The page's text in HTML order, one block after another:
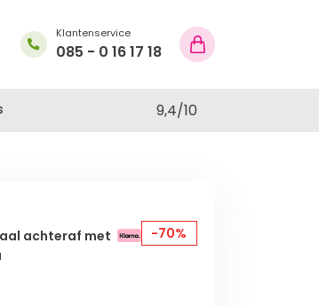
Klantenservice
085 - 0 16 17 18
9,4/10
achteraf met
-70%